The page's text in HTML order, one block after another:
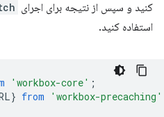
کنید و سپس از نتیجه برای اجرای
استفاده کنید.
'workbox-core' ;
} from 'workbox-precaching'